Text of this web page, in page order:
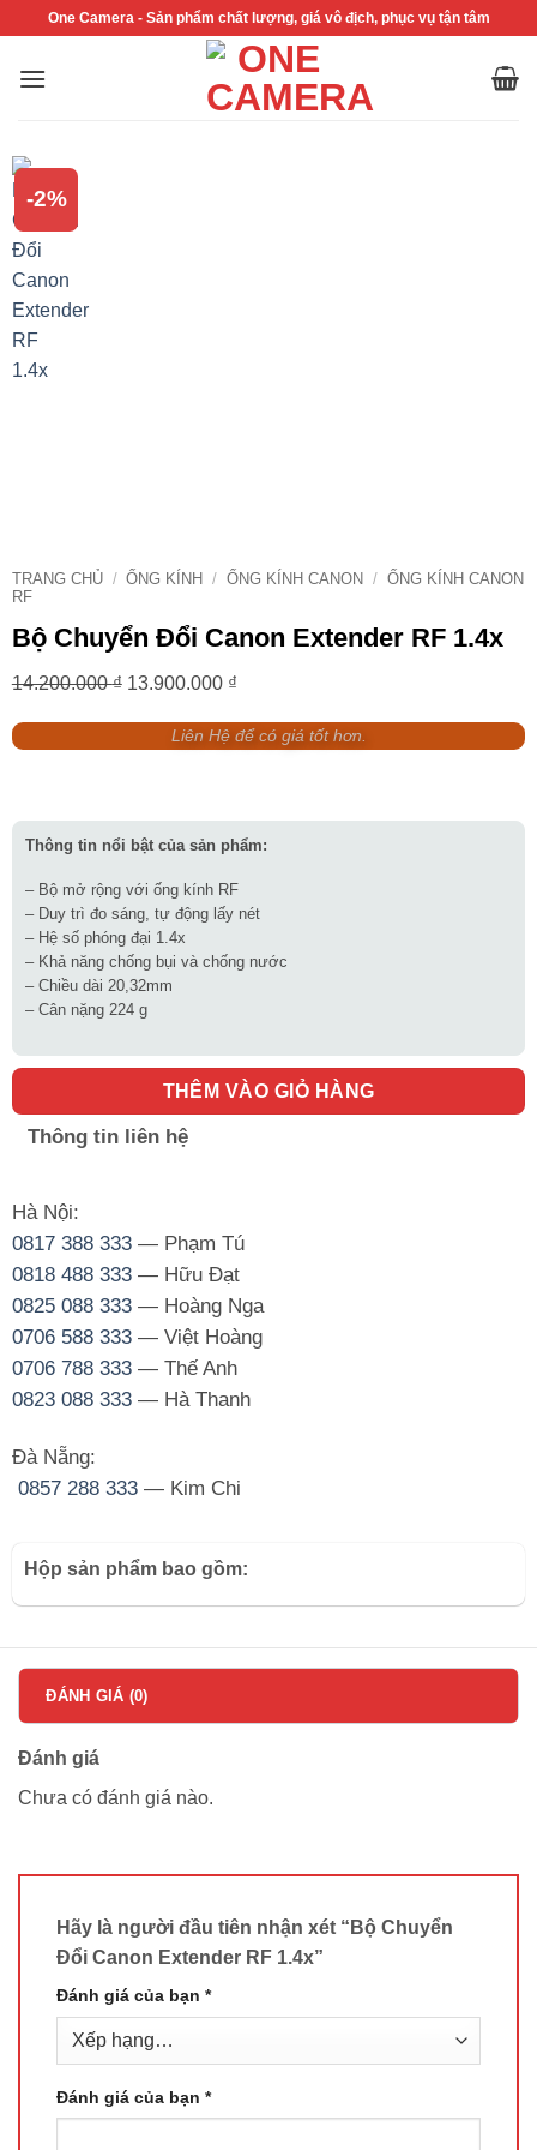
nội
One Camera - Sản phẩm chất lượng, giá vô địch, phục vụ tận tâm
-2%
TRANG CHỦ / ỐNG KÍNH / ỐNG KÍNH CANON / ỐNG KÍNH CANON
RF
Bộ Chuyển Đổi Canon Extender RF 1.4x
14.200.000₫ Giá
13.900.000 ₫Giá
tại
Liên Hệ để có giá tốt hơn.
Thông tin nổi bật của sản phẩm:
– Bộ mở rộng với ống kính RF
– Duy trì đo sáng, tự động lấy nét
– Hệ số phóng đại 1.4x
– Khả năng chống bụi và chống nước
– Chiều dài 20,32mm
– Cân nặng 224 g
THÊM VÀO GIỎ HÀNG
Thông tin liên hệ
Hà Nội:
0817 388 333— Phạm Tú
0818 488 333— Hữu Đạt
0825 088 333— Hoàng Nga
0706 588 333— Việt Hoàng
0706 788 333— Thế Anh
0823 088 333— Hà Thanh
Đà Nẵng:
0857 288 333— Kim Chi
Hộp sản phẩm bao gồm:
ĐÁNH GIÁ (0)
Đánh giá
Chưa có đánh giá nào.
Hãy là người đầu tiên nhận xét “Bộ Chuyển
Đổi Canon Extender RF 1.4x”
Đánh giá của bạn *
Đánh giá của bạn *